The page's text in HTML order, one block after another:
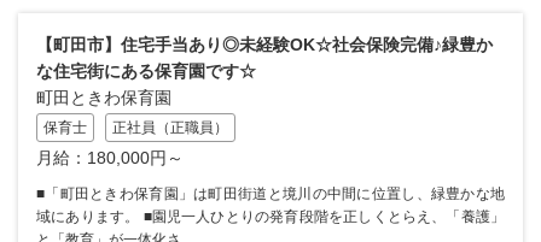
【町田市】住宅手当あり◎未経験OK☆社会保険完備♪緑豊か
な住宅街にある保育園です☆
町田ときわ保育園
保育士 正社員（正職員）
月給：180,000円～
■「町田ときわ保育園」は町田街道と境川の中間に位置し、緑豊かな地
域にあります。 ■園児一人ひとりの発育段階を正しくとらえ、「養護」